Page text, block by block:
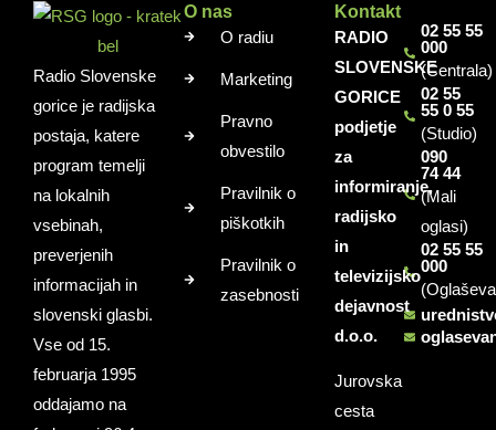
Radio Slovenske
gorice je radijska
postaja, katere
program temelji
na lokalnih
vsebinah,
preverjenih
informacijah in
slovenski glasbi.
Vse od 15.
februarja 1995
oddajamo na
O nas
O radiu
Marketing
Pravno
obvestilo
Pravilnik o
piškotkih
Pravilnik o
zasebnosti
Kontakt
RADIO
SLOVENSKE
GORICE
podjetje
za
informiranje,
radijsko
in
televizijsko
dejavnost
d.o.o.
Jurovska
cesta
02 55 55
000
(Centrala)
02 55
55 0 55
(Studio)
090
74 44
(Mali
oglasi)
02 55 55
000